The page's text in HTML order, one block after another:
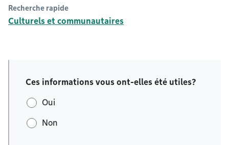
Recherche rapide
Culturels et communautaires
Ces informations vous ont-elles été utiles?
Oui
Non